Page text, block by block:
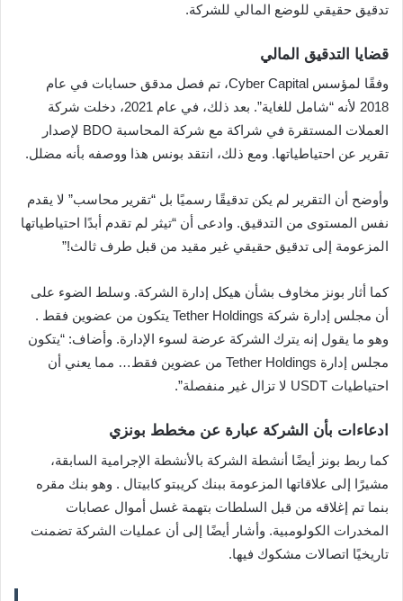
تدقيق حقيقي للوضع المالي للشركة.
قضايا التدقيق المالي
وفقًا لمؤسس Cyber ​​Capital، تم فصل مدقق حسابات في عام
2018 لأنه “شامل للغاية”. بعد ذلك، في عام 2021، دخلت شركة
العملات المستقرة في شراكة مع شركة المحاسبة BDO لإصدار
تقرير عن احتياطياتها. ومع ذلك، انتقد بونس هذا ووصفه بأنه مضلل.
وأوضح أن التقرير لم يكن تدقيقًا رسميًا بل “تقرير محاسب” لا يقدم
نفس المستوى من التدقيق. وادعى أن “تيثر لم تقدم أبدًا احتياطياتها
المزعومة إلى تدقيق حقيقي غير مقيد من قبل طرف ثالث!”
كما أثار بونز مخاوف بشأن هيكل إدارة الشركة. وسلط الضوء على
أن مجلس إدارة شركة Tether Holdings يتكون من عضوين فقط .
وهو ما يقول إنه يترك الشركة عرضة لسوء الإدارة. وأضاف: “يتكون
مجلس إدارة Tether Holdings من عضوين فقط… مما يعني أن
احتياطيات USDT لا تزال غير منفصلة”.
ادعاءات بأن الشركة عبارة عن مخطط بونزي
كما ربط بونز أيضًا أنشطة الشركة بالأنشطة الإجرامية السابقة،
مشيرًا إلى علاقاتها المزعومة ببنك كريبتو كابيتال . وهو بنك مقره
بنما تم إغلاقه من قبل السلطات بتهمة غسل أموال عصابات
المخدرات الكولومبية. وأشار أيضًا إلى أن عمليات الشركة تضمنت
تاريخيًا اتصالات مشكوك فيها.